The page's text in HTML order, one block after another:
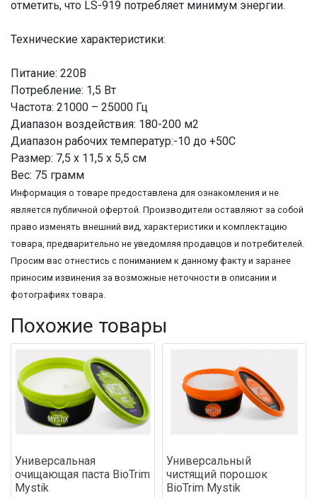
отметить, что LS-919 потребляет минимум энергии.
Технические характеристики:
Питание: 220В
Потребление: 1,5 Вт
Частота: 21000 – 25000 Гц
Диапазон воздействия: 180-200 м2
Диапазон рабочих температур:-10 до +50C
Размер: 7,5 х 11,5 х 5,5 см
Вес: 75 грамм
Информация о товаре предоставлена для ознакомления и не
является публичной офертой. Производители оставляют за собой
право изменять внешний вид, характеристики и комплектацию
товара, предварительно не уведомляя продавцов и потребителей.
Просим вас отнестись с пониманием к данному факту и заранее
приносим извинения за возможные неточности в описании и
фотографиях товара.
Похожие товары
Универсальная
очищающая паста BioTrim
Mystik
Универсальный
чистящий порошок
BioTrim Mystik